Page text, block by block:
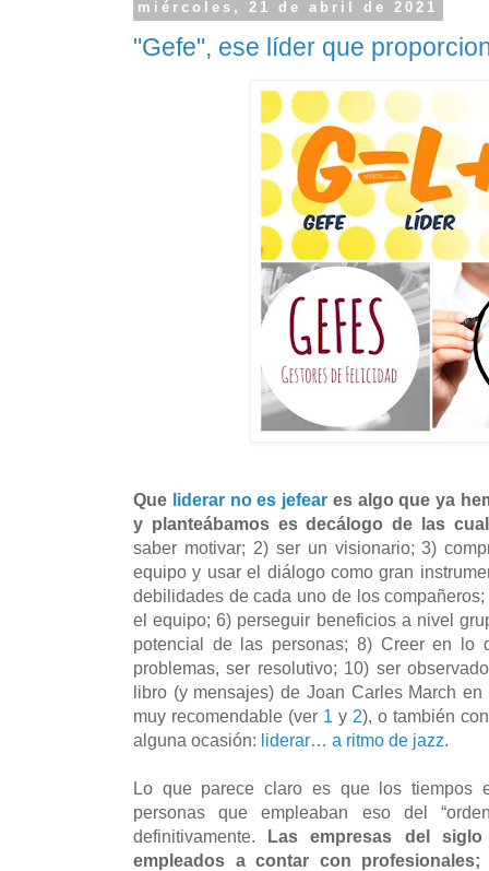
miércoles, 21 de abril de 2021
"Gefe", ese líder que
Que liderar no es jefear es algo que ya
y planteábamos es decálogo de las
saber motivar; 2) ser un visionario; 3)
equipo y usar el diálogo como gran
debilidades de cada uno de los
el equipo; 6) perseguir beneficios a nivel
potencial de las personas; 8) Creer en lo
problemas, ser resolutivo; 10) ser
libro (y mensajes) de Joan Carles March
muy recomendable (ver 1 y 2), o también
alguna ocasión: liderar… a ritmo de jazz.
Lo que parece claro es que los tiempos
personas que empleaban eso del
definitivamente. Las empresas del
empleados a contar con